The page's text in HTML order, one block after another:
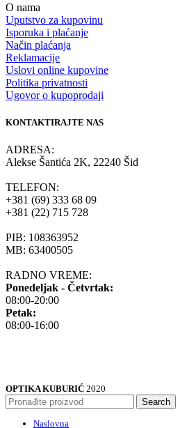
O nama
Uputstvo za kupovinu
Isporuka i plaćanje
Način plaćanja
Reklamacije
Uslovi online kupovine
Politika privatnosti
Ugovor o kupoprodaji
KONTAKTIRAJTE NAS
ADRESA:
Alekse Šantića 2K, 22240 Šid
TELEFON:
+381 (69) 333 68 09
+381 (22) 715 728
PIB: 108363952
MB: 63400505
RADNO VREME:
Ponedeljak - Četvrtak:
08:00-20:00
Petak:
08:00-16:00
OPTIKA KUBURIĆ 2020
Search
Naslovna